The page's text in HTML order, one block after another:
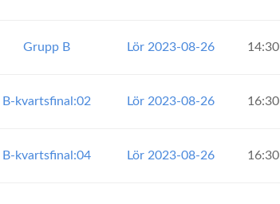
Grupp B Lör 2023-08-26 14:30
B-kvartsfinal:02 Lör 2023-08-26 16:30
B-kvartsfinal:04 Lör 2023-08-26 16:30